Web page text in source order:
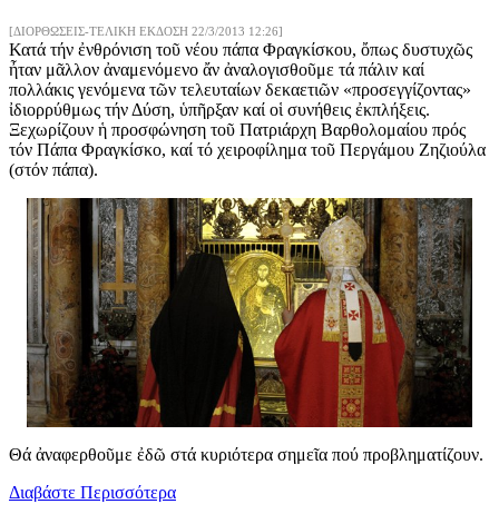
[ΔΙΟΡΘΩΣΕΙΣ-ΤΕΛΙΚΗ ΕΚΔΟΣΗ 22/3/2013 12:26]
Κατά τήν ἐνθρόνιση τοῦ νέου πάπα Φραγκίσκου, ὄπως δυστυχῶς
ἦταν μᾶλλον ἀναμενόμενο ἄν ἀναλογισθοῦμε τά πάλιν καί
πολλάκις γενόμενα τῶν τελευταίων δεκαετιῶν «προσεγγίζοντας»
ἰδιορρύθμως τήν Δύση, ὑπῆρξαν καί οἱ συνήθεις ἐκπλήξεις.
Ξεχωρίζουν ἡ προσφώνηση τοῦ Πατριάρχη Βαρθολομαίου πρός
τόν Πάπα Φραγκίσκο, καί τό χειροφίλημα τοῦ Περγάμου Ζηζιούλα
(στόν πάπα).
Θά ἀναφερθοῦμε ἐδῶ στά κυριότερα σημεῖα πού προβληματίζουν.
Διαβάστε Περισσότερα